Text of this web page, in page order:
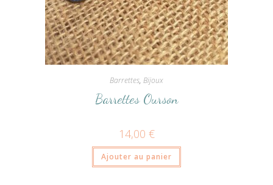
Barrettes, Bijoux
Barrettes Ourson
14,00 €
Ajouter au panier